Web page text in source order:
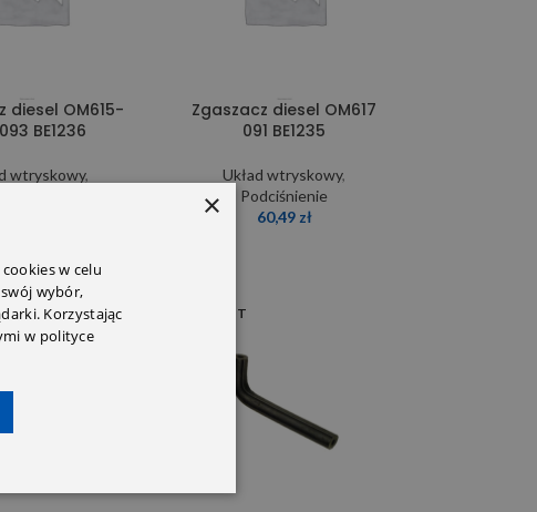
diesel OM615-
BE1236
wtryskowy,
Zgaszacz diesel OM617
091 BE1235
Układ wtryskowy,
Podciśnienie
60,49zł
SOLD OUT
×
w celu
wybór,
Korzystając
w polityce